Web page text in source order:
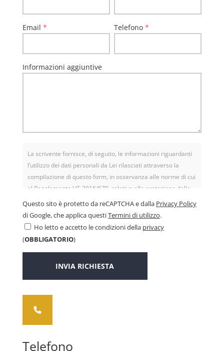
Email * Telefono *
Informazioni aggiuntive
La scrivente fornisce, di seguito, le informazioni riguardanti
l’utilizzo dei dati personali da Lei rilasciati attraverso la
compilazione di questo form, in osservanza alle norme di cui
al Regolamento UE 2016/679, relativo alla protezione delle
persone fisiche con riguardo al trattamento dei dati
personali, nonché alla libera circolazione di tali dati (noto
anche come GDPR). I dati concernenti la Sua persona, da Lei
contratto con Lei concluso. Il conferimento, da parte Sua, dei
dati in parola ha natura obbligatoria; il suo eventuale rifiuto
inadempimento contrattuale) e, comunque, di evadere la
Sua richiesta. All’interno della nostra struttura potrà venire a
Questo sito è protetto da reCAPTCHA e dalla Privacy Policy
di Google, che applica questiTermini di utilizzo.
Ho letto e accetto le condizioni della privacy
(OBBLIGATORIO)
Telefono